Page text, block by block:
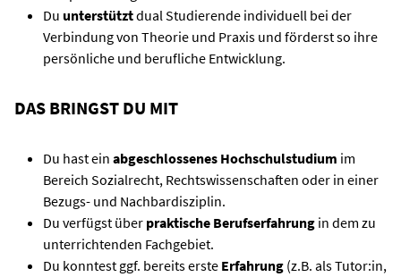
Du unterstütztdual Studierende individuell bei der
Verbindung von Theorie und Praxis und förderst so ihre
persönliche und berufliche Entwicklung.
DAS BRINGST DU MIT
Du hast ein abgeschlossenes Hochschulstudium im
Bereich Sozialrecht, Rechtswissenschaften oder in einer
Bezugs- und Nachbardisziplin.
Du verfügst über praktische Berufserfahrung in dem zu
unterrichtenden Fachgebiet.
Du konntest ggf. bereits erste Erfahrung (z.B. als Tutor:in,